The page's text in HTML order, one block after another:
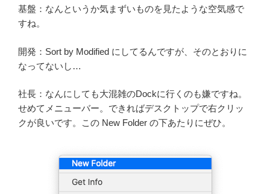
基盤：なんというか気まずいものを見たような空気感で
すね。
開発：Sort by Modified にしてるんですが、そのとおりに
なってないし…
社長：なんにしても大混雑のDockに行くのも嫌ですね。
せめてメニューバー。できればデスクトップで右クリッ
クが良いです。この New Folder の下あたりにぜひ。